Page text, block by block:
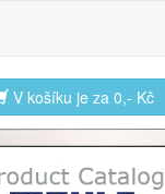
V košíku je za 0,- Kč